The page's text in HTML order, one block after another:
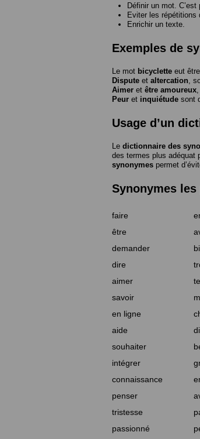
Définir un mot.
Eviter les répétitions
Enrichir un texte.
Exemples de
Le mot bicyclette eut
Dispute et altercation ,
Aimer et être amoureux
Peur et inquiétude sont
Usage d’un
Le dictionnaire des
des termes plus adéquat
synonymes permet
Synonymes
faire
être
demander
dire
aimer
savoir
en ligne
aide
souhaiter
intégrer
connaissance
penser
tristesse
passionné